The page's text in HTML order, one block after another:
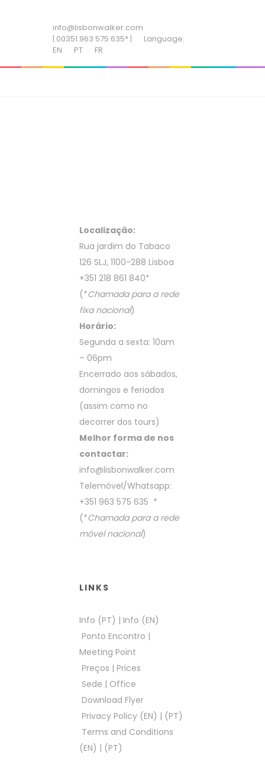
info@lisbonwalker.com
| 00351 963 575 635* |
Language:
EN
PT FR
Localização:
Rua jardim do Tabaco
126 SLJ, 1100-288 Lisboa
+351 218 861 840*
(*Chamada para a rede
fixa nacional)
Horário:
Segunda a sexta: 10am
– 06pm
Encerrado aos sábados,
domingos e feriados
(assim como no
decorrer dos tours)
Melhor forma de nos
contactar:
info@lisbonwalker.com
Telemóvel/Whatsapp:
+351 963 575 635 *
(*Chamada para a rede
móvel nacional)
LINKS
Info (PT) | Info (EN)
Ponto Encontro |
Meeting Point
Preços | Prices
Sede | Office
Download Flyer
Privacy Policy (EN) | (PT)
Terms and Conditions
(EN) | (PT)